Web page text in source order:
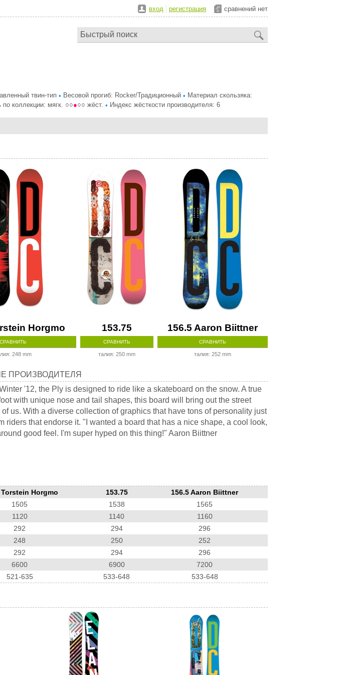
вход регистрация сравнений нет
твин-тип • Весовой прогиб: Rocker/Традиционный • Материал скользяка:
по коллекции: мягк. ○○●○○ жёст. • Индекс жёсткости производителя: 6
Horgmo
СРАВНИТЬ
248 mm
153.75
СРАВНИТЬ
талия: 250 mm
156.5 Aaron Biittner
СРАВНИТЬ
талия: 252 mm
ПРОИЗВОДИТЕЛЯ
'12, the Ply is designed to ride like a skateboard on the snow. A true
with unique nose and tail shapes, this board will bring out the street
us. With a diverse collection of graphics that have tons of personality just
riders that endorse it. "I wanted a board that has a nice shape, a cool look,
good feel. I'm super hyped on this thing!" Aaron Biittner
Torstein Horgmo 153.75
156.5 Aaron Biittner
1505 1538
1565
1120 1140
1160
292 294
296
248 250
252
292 294
296
6600 6900
7200
521-635 533-648 533-648